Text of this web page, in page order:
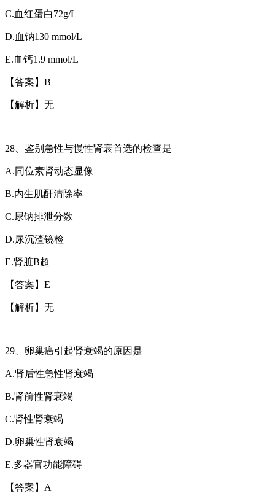
C.血红蛋白72g/L
D.血钠130 mmol/L
E.血钙1.9 mmol/L
【答案】 B
【解析】无
28 、鉴别急性与慢性肾衰首选的检查是
A.同位素肾动态显像
B.内生肌酐清除率
C.尿钠排泄分数
D.尿沉渣镜检
E.肾脏B超
【答案】 E
【解析】无
29 、卵巢癌引起肾衰竭的原因是
A.肾后性急性肾衰竭
B.肾前性肾衰竭
C.肾性肾衰竭
D.卵巢性肾衰竭
E.多器官功能障碍
【答案】 A